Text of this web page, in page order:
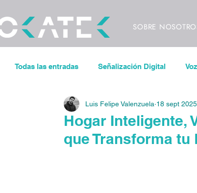
SOBRE
Todas las entradas Señalización Digital
Sonorización Control de iluminación
Espacios de Trabajo Inteligentes CODECS
Hogar Inteligente,
que Transforma tu
Luis Felipe Valenzuela 18 sept 2025